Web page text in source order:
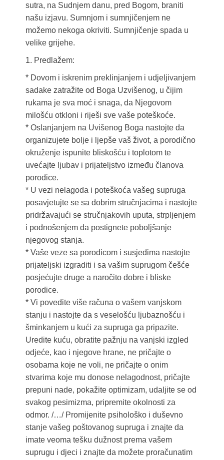
sutra, na Sudnjem danu, pred Bogom, braniti
našu izjavu. Sumnjom i sumnjičenjem ne
možemo nekoga okriviti. Sumnjičenje spada u
velike grijehe.
1. Predlažem:
* Dovom i iskrenim preklinjanjem i udjeljivanjem
sadake zatražite od Boga Uzvišenog, u čijim
rukama je sva moć i snaga, da Njegovom
milošću otkloni i riješi sve vaše poteškoće.
* Oslanjanjem na Uvišenog Boga nastojte da
organizujete bolje i ljepše vaš život, a porodično
okruženje ispunite bliskošću i toplotom te
uvećajte ljubav i prijateljstvo između članova
porodice.
* U vezi nelagoda i poteškoća vašeg supruga
posavjetujte se sa dobrim stručnjacima i nastojte
pridržavajući se stručnjakovih uputa, strpljenjem
i podnošenjem da postignete poboljšanje
njegovog stanja.
* Vaše veze sa porodicom i susjedima nastojte
prijateljski izgraditi i sa vašim suprugom češće
posjećujte druge a naročito dobre i bliske
porodice.
* Vi povedite više računa o vašem vanjskom
stanju i nastojte da s veselošću ljubaznošću i
šminkanjem u kući za supruga ga pripazite.
Uredite kuću, obratite pažnju na vanjski izgled
odjeće, kao i njegove hrane, ne pričajte o
osobama koje ne voli, ne pričajte o onim
stvarima koje mu donose nelagodnost, pričajte
prepuni nade, pokažite optimizam, udaljite se od
svakog pesimizma, pripremite okolnosti za
odmor. /…/ Promijenite psihološko i duševno
stanje vašeg poštovanog supruga i znajte da
imate veoma tešku dužnost prema vašem
suprugu i djeci i znajte da možete proračunatim